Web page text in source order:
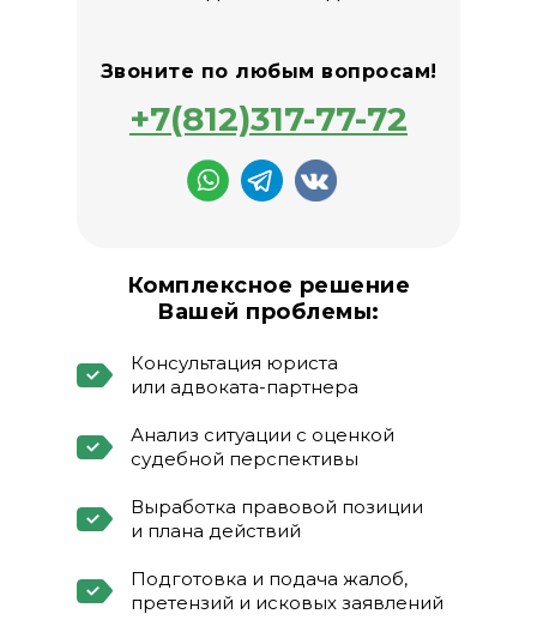
Консультация юриста
или адвоката-партнера
Анализ ситуации с оценкой
судебной перспективы
Выработка правовой позиции
и плана действий
Подготовка и подача жалоб,
претензий и исковых заявлений
Комплексное решение
Вашей проблемы:
Звоните по любым вопросам!
+7(812)317-77-72